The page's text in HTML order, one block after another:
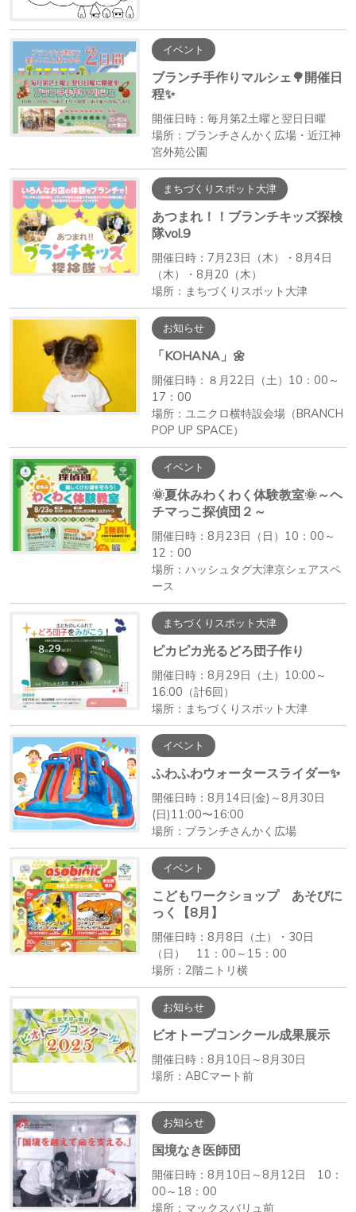
イベント
ブランチ手作りマルシェ🌳開催日
程✨
開催日時：毎月第2土曜と翌日日曜
場所：ブランチさんかく広場・近江神
宮外苑公園
まちづくりスポット大津
あつまれ！！ブランチキッズ探検
隊vol.9
開催日時：7月23日（木）・8月4日
（木）・8月20（木）
場所：まちづくりスポット大津
お知らせ
「KOHANA」🌼
開催日時：８月22日（土）10：00～
17：00
場所：ユニクロ横特設会場（BRANCH
POP UP SPACE）
イベント
🌞夏休みわくわく体験教室🌞～ヘ
チマっこ探偵団２～
開催日時：8月23日（日）10：00～
12：00
場所：ハッシュタグ大津京シェアスペ
ース
まちづくりスポット大津
ピカピカ光るどろ団子作り
開催日時：8月29日（土）10:00～
16:00（計6回）
場所：まちづくりスポット大津
イベント
ふわふわウォータースライダー✨
開催日時：8月14日(金)～8月30日
(日)11:00〜16:00
場所：ブランチさんかく広場
イベント
こどもワークショップ あそびに
っく【8月】
開催日時：8月8日（土）・30日
（日） 11：00～15：00
場所：2階ニトリ横
お知らせ
ビオトープコンクール成果展示
開催日時：8月10日～8月30日
場所：ABCマート前
お知らせ
国境なき医師団
開催日時：8月10日～8月12日 10：
00～18：00
場所：マックスバリュ前